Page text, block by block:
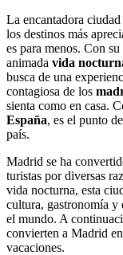
La encantadora ciudad
los destinos más
es para menos. Con su
animada vida
busca de una
contagiosa de los
sienta como en casa.
España, es el punto
país.
Madrid se ha
turistas por diversas
vida nocturna, esta
cultura, gastronomía y
el mundo. A
convierten a Madrid
vacaciones.